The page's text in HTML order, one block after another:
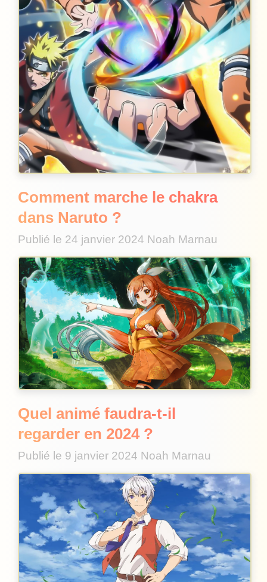
Comment marche le chakra
dans Naruto ?
Publié le 24 janvier 2024 Noah Marnau
Quel animé faudra-t-il
regarder en 2024 ?
Publié le 9 janvier 2024 Noah Marnau